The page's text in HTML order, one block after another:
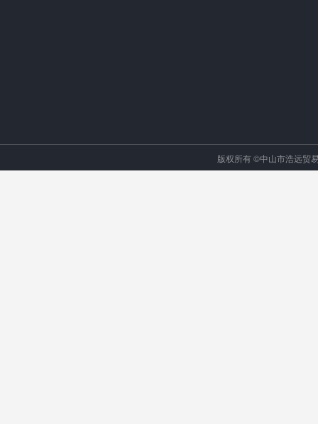
版权所有 ©中山市浩远贸